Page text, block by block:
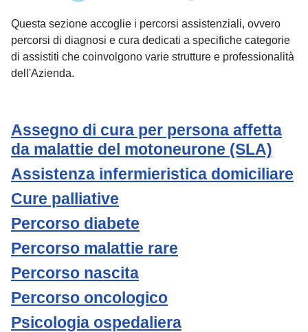
Questa sezione accoglie i percorsi assistenziali, ovvero
percorsi di diagnosi e cura dedicati a specifiche categorie
di assistiti che coinvolgono varie strutture e professionalità
dell'Azienda.
Assegno di cura per persona affetta
da malattie del motoneurone (SLA)
Assistenza infermieristica domiciliare
Cure palliative
Percorso diabete
Percorso malattie rare
Percorso nascita
Percorso oncologico
Psicologia ospedaliera